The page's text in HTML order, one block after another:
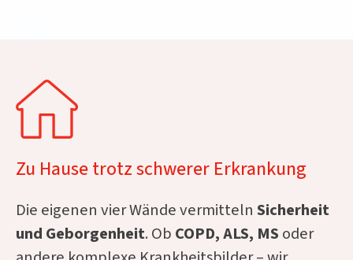
Zu Hause trotz schwerer Erkrankung
Die eigenen vier Wände vermitteln Sicherheit
und Geborgenheit. Ob COPD, ALS, MS oder